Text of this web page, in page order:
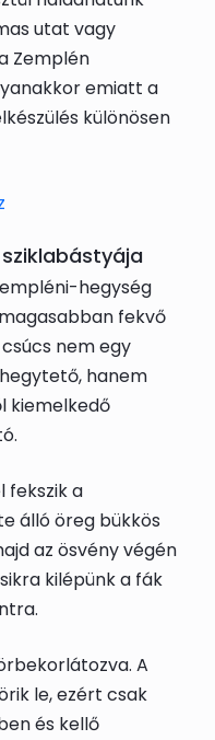
utat vagy
Zemplén
emiatt a
különösen
hegység
fekvő
nem egy
hanem
kiemelkedő
fekszik a
álló öreg bükkös
az ösvény végén
kilépünk a fák
A
le, ezért csak
és kellő